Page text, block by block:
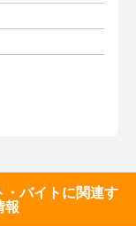
・バイトに関連す
報